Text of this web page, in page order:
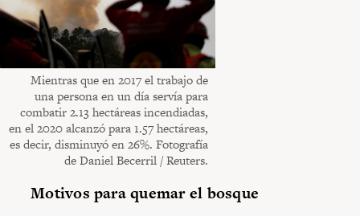
Mientras que en 2017 el trabajo de
una persona en un día servía para
combatir 2.13 hectáreas incendiadas,
en el 2020 alcanzó para 1.57 hectáreas,
es decir, disminuyó en 26%. Fotografía
de Daniel Becerril / Reuters.
Motivos para quemar el bosque